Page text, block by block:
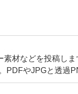
材などを投稿し
PDFやJPGと透過
山となります。